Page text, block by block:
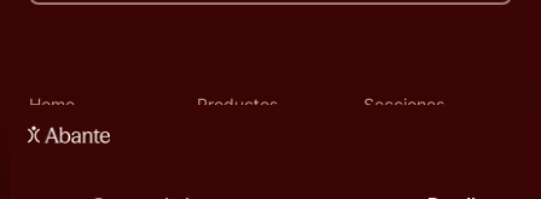
Home Productos Secciones